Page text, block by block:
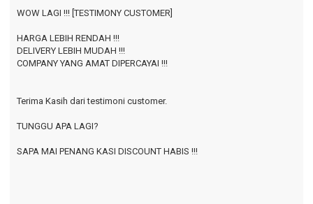
WOW LAGI !!! [TESTIMONY CUSTOMER]
HARGA LEBIH RENDAH !!!
DELIVERY LEBIH MUDAH !!!
COMPANY YANG AMAT DIPERCAYAI !!!
Terima Kasih dari testimoni customer.
TUNGGU APA LAGI?
SAPA MAI PENANG KASI DISCOUNT HABIS !!!